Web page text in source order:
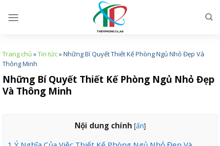
Trang chủ »Tin tức»Những Bí Quyết Thiết Kế Phòng Ngủ Nhỏ Đẹp Và
Thông Minh
Những Bí Quyết Thiết Kế Phòng Ngủ Nhỏ Đẹp
Và Thông Minh
Nội dung chính [ẩn]